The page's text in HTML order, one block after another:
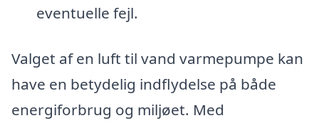
eventuelle fejl.
Valget af en luft til vand varmepumpe kan
have en betydelig indflydelse på både
energiforbrug og miljøet. Med